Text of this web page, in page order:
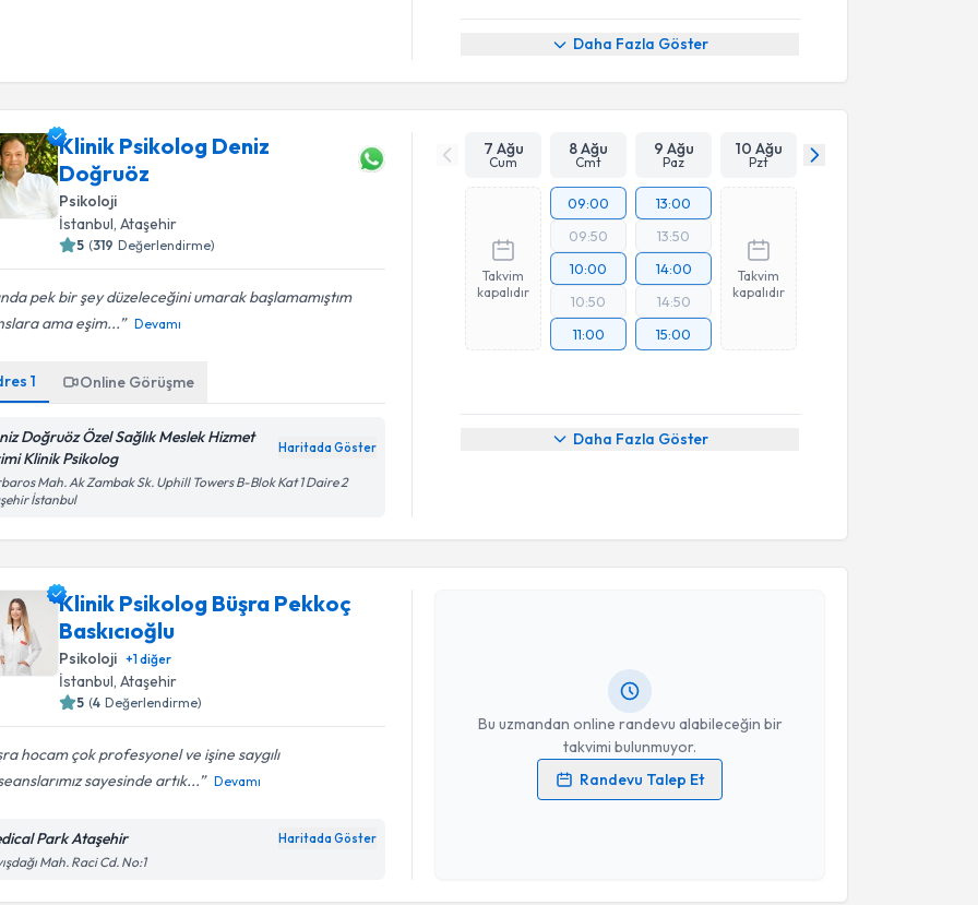
Daha Fazla Göster
Klinik Psikolog Deniz
Doğruöz
Psikoloji
İstanbul , Ataşehir
5 (319 Değerlendirme)
pek bir şey düzeleceğini umarak başlamamıştım
ama eşim...
Devamı
1 Online Görüşme
Doğruöz Özel Sağlık Meslek Hizmet
Klinik Psikolog
Haritada Göster
Mah. Ak Zambak Sk. Uphill Towers B-Blok Kat 1 Daire 2
İstanbul
7 Ağu
Cum
8 Ağu
Cmt
9 Ağu
Paz
10 Ağu
Pzt
Takvim
kapalıdır
09:00
09:50
10:00
10:50
11:00
13:00
13:50
14:00
14:50
15:00
Takvim
kapalıdır
Daha Fazla Göster
Klinik Psikolog Büşra Pekkoç
Baskıcıoğlu
Psikoloji +1diğer
İstanbul , Ataşehir
5 (4 Değerlendirme)
hocam çok profesyonel ve işine saygılı
sayesinde artık...
Devamı
Park Ataşehir Haritada Göster
Mah. Raci Cd. No:1
Bu uzmandan online randevu alabileceğin bir
takvimi bulunmuyor.
Randevu Talep Et
Randevu Takvimi Talebi
Kişisel verilerimin işlenmesine ilişkinAydınlatma Metni